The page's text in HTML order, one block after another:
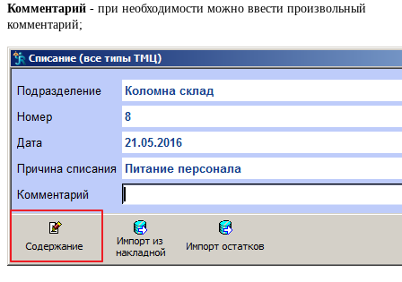
Комментарий - при необходимости можно ввести произвольный
комментарий;